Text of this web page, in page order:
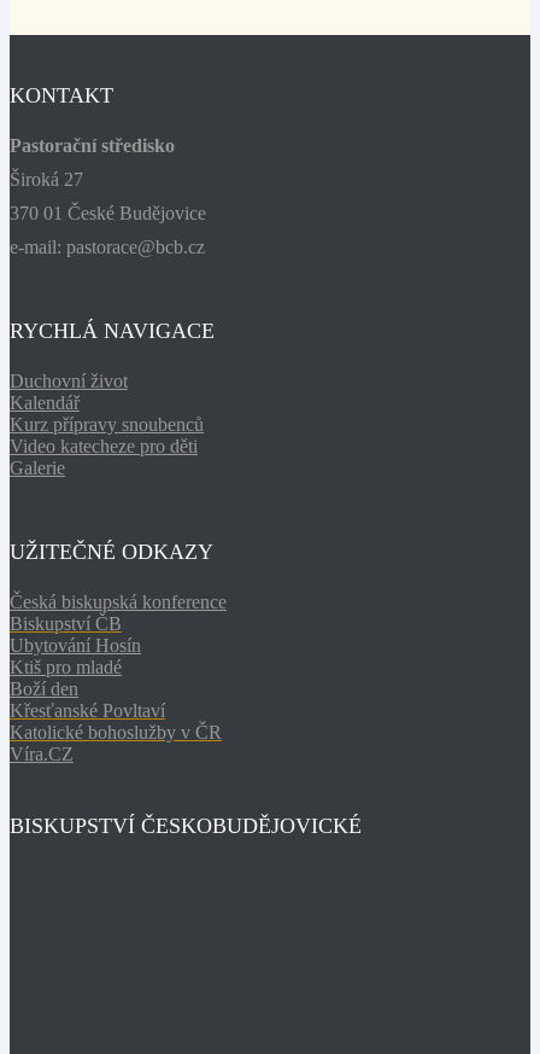
KONTAKT
Pastorační středisko
Široká 27
370 01 České Budějovice
e-mail: pastorace@bcb.cz
RYCHLÁ NAVIGACE
Duchovní život
Kalendář
Kurz přípravy snoubenců
Video katecheze pro děti
Galerie
UŽITEČNÉ ODKAZY
Česká biskupská konference
Biskupství ČB
Ubytování Hosín
Ktiš pro mladé
Boží den
Křesťanské Povltaví
Katolické bohoslužby v ČR
Víra.CZ
BISKUPSTVÍ ČESKOBUDĚJOVICKÉ